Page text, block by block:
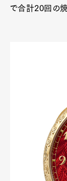
で合計20回の焼